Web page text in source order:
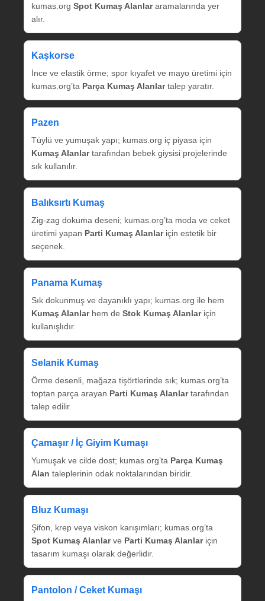
kumas.org Spot Kumaş Alanlararamalarında yer
alır.
Kaşkorse
İnce ve elastik örme; spor kıyafet ve mayo üretimi için
kumas.org’ta Parça Kumaş Alanlartalep yaratır.
Pazen
Tüylü ve yumuşak yapı; kumas.org iç piyasa için
Kumaş Alanlartarafından bebek giysisi projelerinde
sık kullanılır.
Balıksırtı Kumaş
Zig‑zag dokuma deseni; kumas.org’ta moda ve ceket
üretimi yapan Parti Kumaş Alanlariçin estetik bir
seçenek.
Panama Kumaş
Sık dokunmuş ve dayanıklı yapı; kumas.org ile hem
Kumaş Alanlarhem de Stok Kumaş Alanlariçin
kullanışlıdır.
Selanik Kumaş
Örme desenli, mağaza tişörtlerinde sık; kumas.org’ta
toptan parça arayan Parti Kumaş Alanlartarafından
talep edilir.
Çamaşır / İç Giyim Kumaşı
Yumuşak ve cilde dost; kumas.org’ta Parça Kumaş
Alan taleplerinin odak noktalarından biridir.
Bluz Kumaşı
Şifon, krep veya viskon karışımları; kumas.org’ta
Spot Kumaş Alanlarve Parti Kumaş Alanlariçin
tasarım kumaşı olarak değerlidir.
Pantolon / Ceket Kumaşı